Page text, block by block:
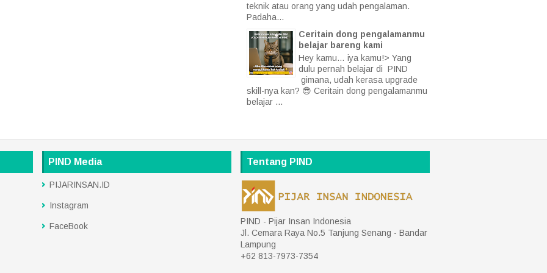
teknik atau orang yang udah pengalaman.
Padaha...
Ceritain dong pengalamanmu
belajar bareng kami
Hey kamu… iya kamu!> Yang
dulu pernah belajar di PIND
gimana, udah kerasa upgrade
skill-nya kan? 😎 Ceritain dong pengalamanmu
belajar ...
PIND Media
PIJARINSAN.ID
Instagram
FaceBook
Tentang PIND
PIND - Pijar Insan Indonesia
Jl. Cemara Raya No.5 Tanjung Senang - Bandar
Lampung
+62 813-7973-7354